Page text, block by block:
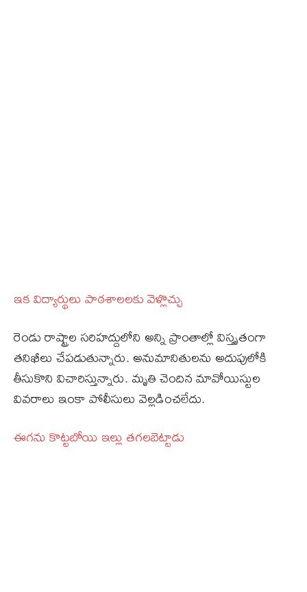
ఇక విద్యార్థులు పాఠశాలలకు వెళ్లొచ్చు
రెండు రాష్ట్రాల సరిహద్దులోని అన్ని ప్రాంతాల్లో విస్తృతంగా
తనిఖీలు చేపడుతున్నారు. అనుమానితులను అదుపులోకి
తీసుకొని విచారిస్తున్నారు. మృతి చెందిన మావోయిస్టుల
వివరాలు ఇంకా పోలీసులు వెల్లడించలేదు.
ఈగను కొట్టబోయి ఇల్లు తగలబెట్టాడు